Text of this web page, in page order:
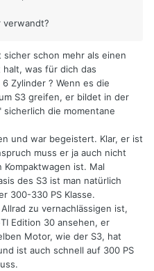
verwandt?
sicher schon mehr als einen
halt, was für dich das
Zylinder ? Wenn es die
S3 greifen, er bildet in der
sicherlich die momentane
und war begeistert. Klar, er ist
muss er ja auch nicht
ist. Mal
des S3 ist man natürlich
300-330 PS Klasse.
zu vernachlässigen ist,
Edition 30 ansehen, er
Motor, wie der S3, hat
ist auch schnell auf 300 PS